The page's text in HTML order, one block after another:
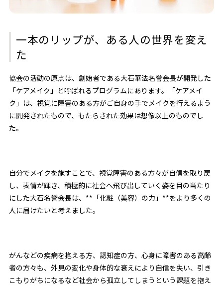
一本のリップが、ある人の世界を変え
た
協会の活動の原点は、創始者である大石華法名誉会長が開発した
「ケアメイク」と呼ばれるプログラムにあります。「ケアメイ
ク」は、視覚に障害のある方がご自身の手でメイクを行えるよう
に開発されたもので、もたらされた効果は想像以上のものでし
た。
自分でメイクを施すことで、視覚障害のある方々が自信を取り戻
し、表情が輝き、積極的に社会へ飛び出していく姿を目の当たり
にした大石名誉会長は、**「化粧（美容）の力」**をより多くの
人に届けたいと考えました。
がんなどの疾病を抱える方、認知症の方、心身に障害のある高齢
者の方々も、外見の変化や身体的な衰えにより自信を失い、引き
こもりがちになるなど社会から孤立してしまうという課題を抱え